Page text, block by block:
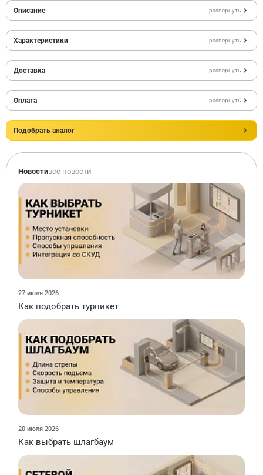
Описание развернуть
Характеристики развернуть
Доставка развернуть
Оплата развернуть
Подобрать аналог
Новостивсе новости
27 июля 2026
Как подобрать турникет
20 июля 2026
Как выбрать шлагбаум